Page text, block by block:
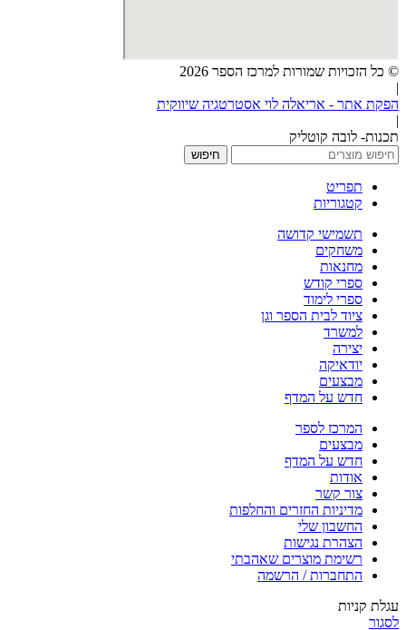
© כל הזכויות שמורות למרכז הספר 2026
|
הפקת אתר - אריאלה לוי אסטרטגיה שיווקית
|
תכנות- לובה קוטליק
חיפוש
תפריט
קטגוריות
תשמישי קדושה
משחקים
מחנאות
ספרי קודש
ספרי לימוד
ציוד לבית הספר וגן
למשרד
יצירה
יודאיקה
מבצעים
חדש על המדף
המרכז לספר
מבצעים
חדש על המדף
אודות
צור קשר
מדיניות החזרים והחלפות
החשבון שלי
הצהרת נגישות
רשימת מוצרים שאהבתי
התחברות / הרשמה
עגלת קניות
לסגור